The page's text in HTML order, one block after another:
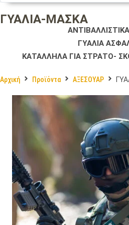
ΓΥΑΛΙΑ-ΜΑΣΚΑ
ΓΥΑΛΙΑ
ΚΑΤΑΛΛΗΛΑ ΓΙΑ ΣΤΡΑΤΟ-
Αρχική Προϊόντα ΑΞΕΣΟΥΑΡ